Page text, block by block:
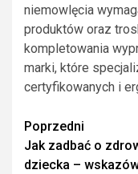
niemowlęcia
produktów oraz
kompletowania
marki, które
certyfikowanych i
Zobacz
wpisy
Poprzedni
Jak zadbać o
dziecka –